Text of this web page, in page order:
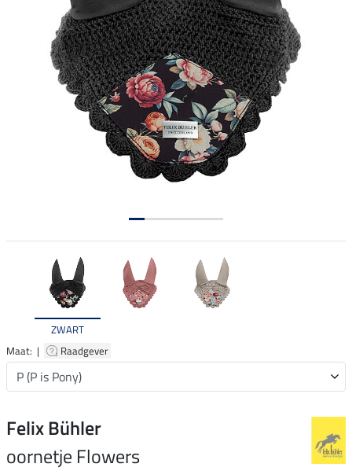
ZWART
Maat: |
Raadgever
Felix Bühler
oornetje Flowers